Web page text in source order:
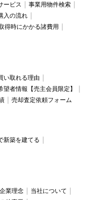
ービス
事業用物件検索
入の流れ
得時にかかる諸費用
い取れる理由
望者情報【売主会員限定】
売却査定依頼フォーム
新築を建てる
企業理念
当社について